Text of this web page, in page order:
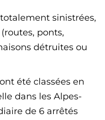
sinistrées,
ponts,
détruites ou
été classées en
dans les Alpes-
de 6 arrêtés